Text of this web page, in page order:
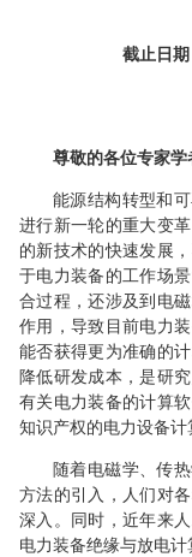
截止日期
尊敬的各位专家学
能源结构转型和
进行新一轮的重大变
的新技术的快速发展
于电力装备的工作场
合过程，还涉及到电
作用，导致目前电力
能否获得更为准确的
降低研发成本，是研
有关电力装备的计算
知识产权的电力设备计
随着电磁学、传
方法的引入，人们对
深入。同时，近年来
电力装备绝缘与放电计